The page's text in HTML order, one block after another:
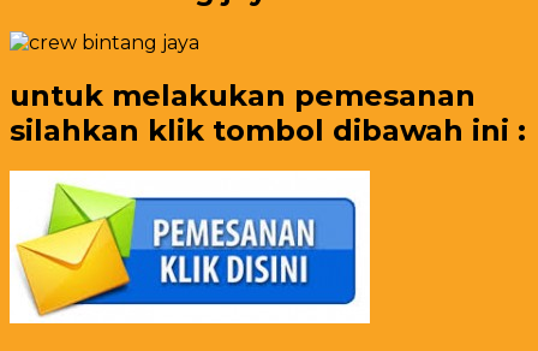
untuk melakukan pemesanan
silahkan klik tombol dibawah ini :